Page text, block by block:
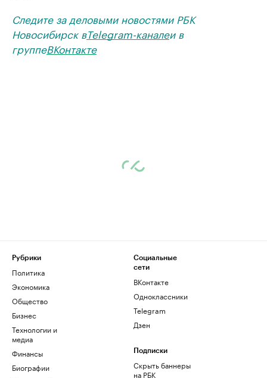
Следите за деловыми новостями РБК
Новосибирск вTelegram-каналеи в
группеВКонтакте
Рубрики
Политика
Экономика
Общество
Бизнес
Технологии и
медиа
Финансы
Биографии
Социальные
сети
ВКонтакте
Одноклассники
Telegram
Дзен
Подписки
Скрыть баннеры
на РБК